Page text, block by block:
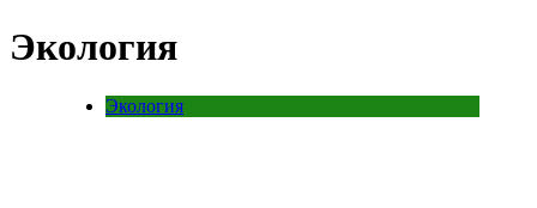
Экология
Экология